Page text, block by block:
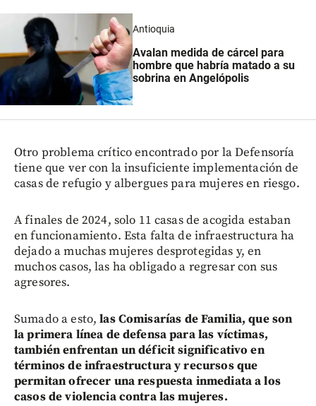
Antioquia
Avalan medida de cárcel para
hombre que habría matado a su
sobrina en Angelópolis
Otro problema crítico encontrado por la Defensoría
tiene que ver con la insuficiente implementación de
casas de refugio y albergues para mujeres en riesgo.
A finales de 2024, solo 11 casas de acogida estaban
en funcionamiento. Esta falta de infraestructura ha
dejado a muchas mujeres desprotegidas y, en
muchos casos, las ha obligado a regresar con sus
agresores.
Sumado a esto, las Comisarías de Familia, que son
la primera línea de defensa para las víctimas,
también enfrentan un déficit significativo en
términos de infraestructura y recursos que
permitan ofrecer una respuesta inmediata a los
casos de violencia contra las mujeres.